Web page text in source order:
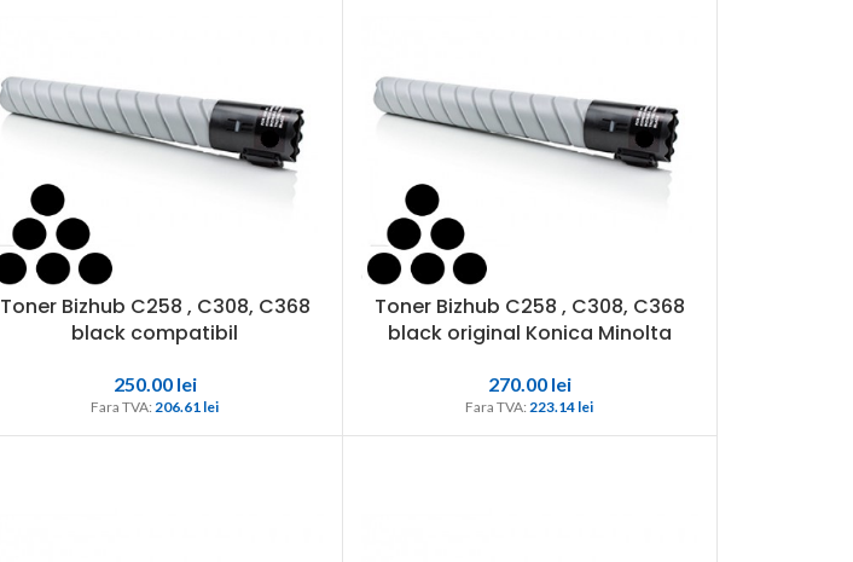
Toner Bizhub C258 , C308, C368
black compatibil
250.00 lei
Fara TVA: 206.61 lei
Toner Bizhub C258 , C308, C368
black original Konica Minolta
270.00 lei
Fara TVA: 223.14 lei